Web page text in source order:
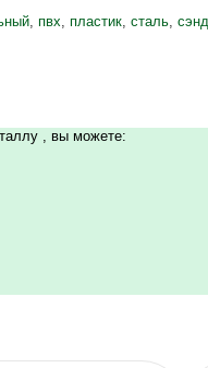
, пвх, пластик, сталь,
, вы можете: